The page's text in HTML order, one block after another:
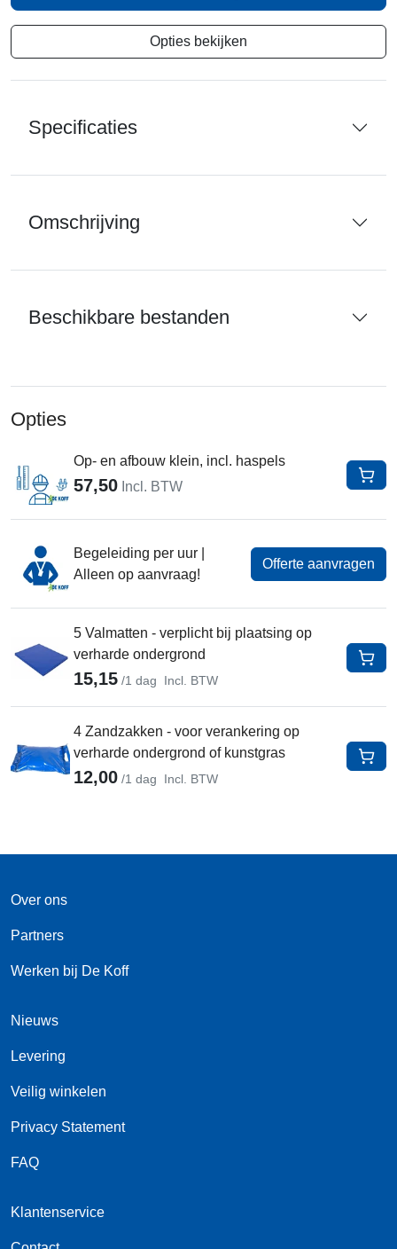
Opties bekijken
Specificaties
Omschrijving
Beschikbare bestanden
Opties
Op- en afbouw klein, incl. haspels
57,50 Incl. BTW In
Begeleiding per uur |
Alleen op aanvraag!
Offerte aanvragen
5 Valmatten - verplicht bij plaatsing op
verharde ondergrond
15,15 /1 dag Incl. BTW
In
4 Zandzakken - voor verankering op
verharde ondergrond of kunstgras
12,00 /1 dag Incl. BTW
In
Over ons
Partners
Werken bij De Koff
Nieuws
Levering
Veilig winkelen
Privacy Statement
FAQ
Klantenservice